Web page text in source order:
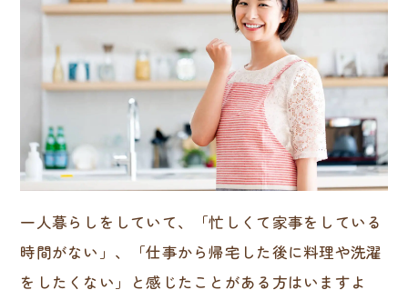
一人暮らしをしていて、「忙しくて家事をしている
時間がない」、「仕事から帰宅した後に料理や洗濯
をしたくない」と感じたことがある方はいますよ